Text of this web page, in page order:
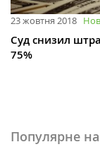
23 жовтня 2018
Суд снизил
75%
Популярне на